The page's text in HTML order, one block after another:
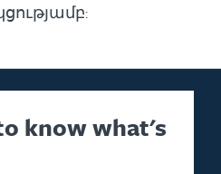
know what's